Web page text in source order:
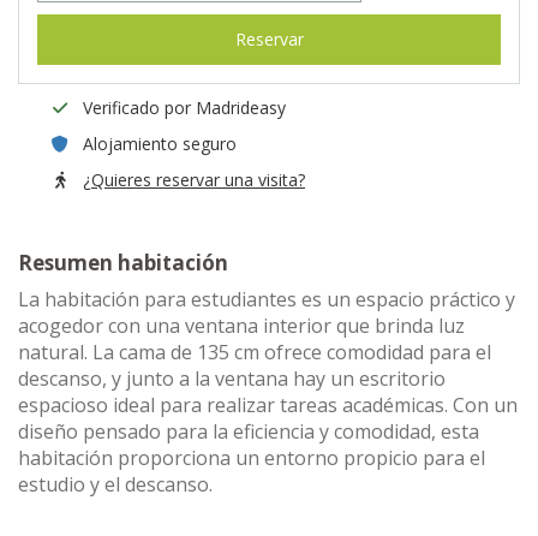
Reservar
Verificado por Madrideasy
Alojamiento seguro
¿Quieres reservar una visita?
Resumen habitación
La habitación para estudiantes es un espacio práctico y
acogedor con una ventana interior que brinda luz
natural. La cama de 135 cm ofrece comodidad para el
descanso, y junto a la ventana hay un escritorio
espacioso ideal para realizar tareas académicas. Con un
diseño pensado para la eficiencia y comodidad, esta
habitación proporciona un entorno propicio para el
estudio y el descanso.